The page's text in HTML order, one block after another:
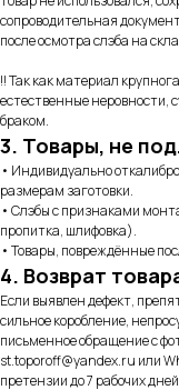
сопроводительная
после осмотра слэба на
!! Так как материал
естественные неровности,
браком.
3. Товары, не
• Индивидуально
размерам заготовки.
• Слэбы с признаками
пропитка, шлифовка).
• Товары, повреждённые
4. Возврат
Если выявлен дефект,
сильное коробление,
письменное обращение с
st.toporoff@yandex.ru или
претензии до 7 рабочих